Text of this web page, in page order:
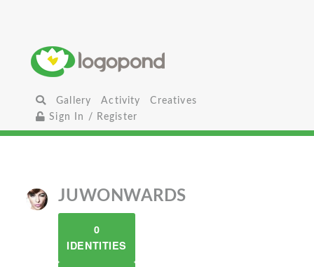
Gallery Activity
Creatives
Sign In / Register
JUWONWARDS
0
IDENTITIES